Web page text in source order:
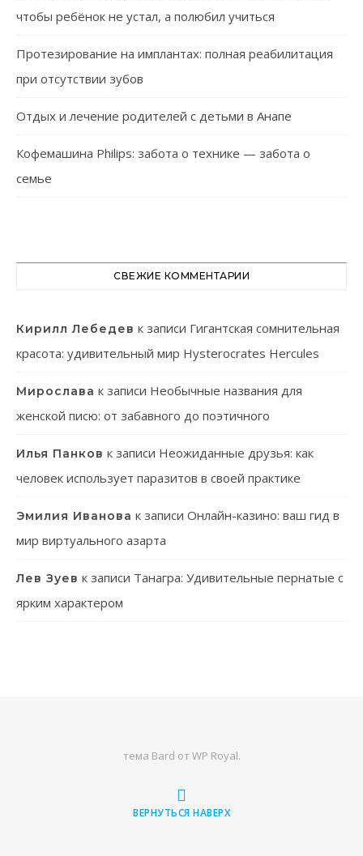
чтобы ребёнок не устал, а полюбил учиться
Протезирование на имплантах: полная реабилитация
при отсутствии зубов
Отдых и лечение родителей с детьми в Анапе
Кофемашина Philips: забота о технике — забота о
семье
СВЕЖИЕ КОММЕНТАРИИ
Кирилл Лебедев к записи Гигантская сомнительная
красота: удивительный мир Hysterocrates Hercules
Мирослава к записи Необычные названия для
женской писю: от забавного до поэтичного
Илья Панков к записи Неожиданные друзья: как
человек использует паразитов в своей практике
Эмилия Иванова к записи Онлайн-казино: ваш гид в
мир виртуального азарта
Лев Зуев к записи Танагра: Удивительные пернатые с
ярким характером
тема Bard от WP Royal.
ВЕРНУТЬСЯ НАВЕРХ